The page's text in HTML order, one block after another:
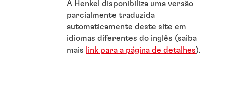
A Henkel disponibiliza uma versão
parcialmente traduzida
automaticamente deste site em
idiomas diferentes do inglês (saiba
mais
link para a página de detalhes).